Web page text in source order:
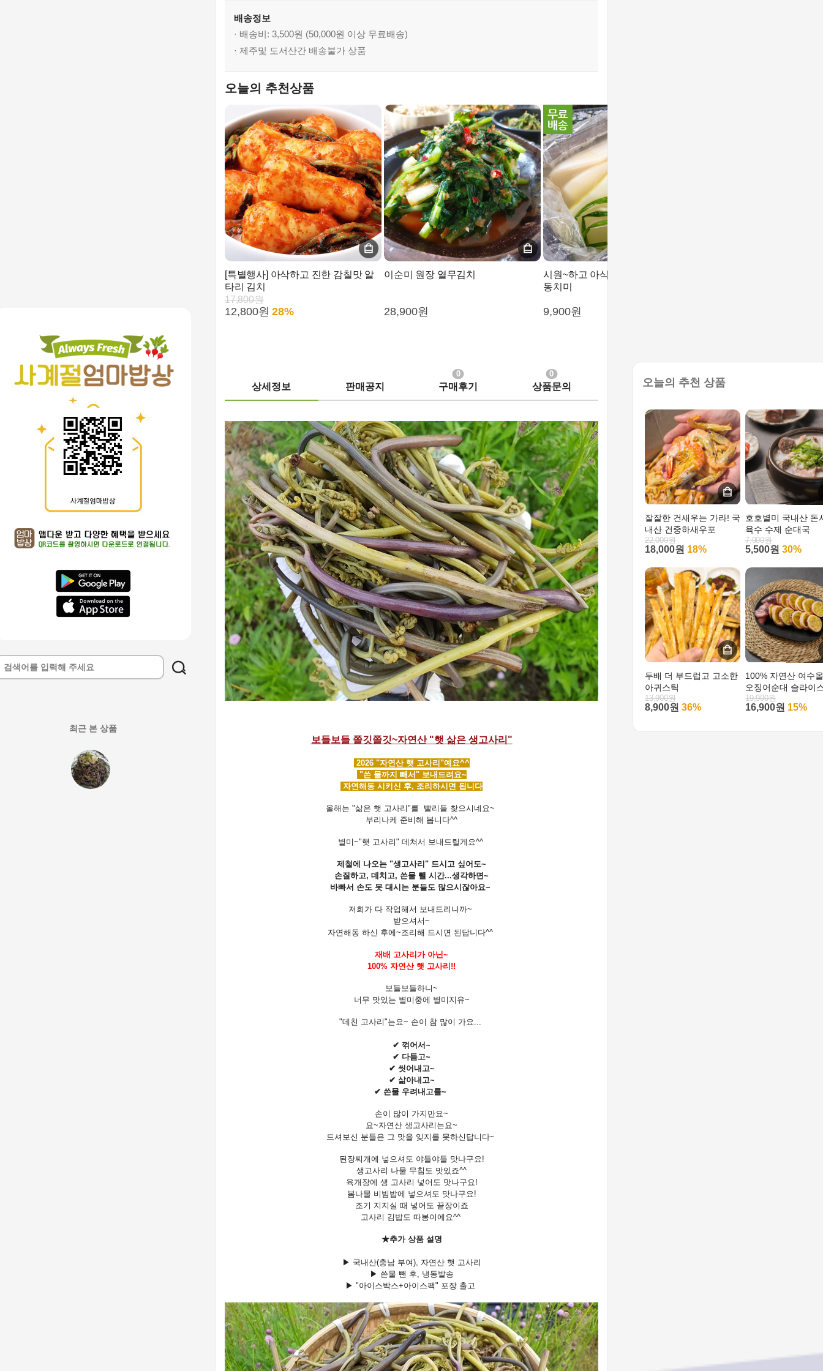
최근 본 상품
오늘의 추천 상품
잘잘한 건새우는 가라! 국
내산 건중하새우포
22,000원
18,000원 18%
호호별미 국내산 돈
육수 수제 순대국
7,900원
5,500원 30%
두배 더 부드럽고 고소한
아귀스틱
13,900원
8,900원 36%
100% 자연산 여수
오징어순대 슬라이
19,900원
16,900원 15%
배송정보
· 배송비: 3,500원 (50,000원 이상 무료배송)
· 제주및 도서산간 배송불가 상품
오늘의 추천상품
[특별행사] 아삭하고 진한 감칠맛 알
타리 김치
17,800원
12,800원 28%
이순미 원장 열무김치
28,900원
시원~하고 아삭한 맛있는 황쉐프 무
동치미
9,900원
상세정보 판매공지 구매후기
0
상품문의
0
보들보들 쫄깃쫄깃~자연산 "햇 삶은 생고사리"
2026 "자연산 햇 고사리"예요^^
"쓴 물까지 빼서" 보내드려요~
자연해동 시키신 후, 조리하시면 됩니다
올해는 "삶은 햇 고사리"를 빨리들 찾으시네요~
부리나케 준비해 봅니다^^
별미~"햇 고사리" 데쳐서 보내드릴게요^^
제철에 나오는 "생고사리" 드시고 싶어도~
손질하고, 데치고, 쓴물 뺄 시간...생각하면~
바빠서 손도 못 대시는 분들도 많으시잖아요~
저희가 다 작업해서 보내드리니까~
받으셔서~
자연해동 하신 후에~조리해 드시면 된답니다^^
재배 고사리가 아닌~
100% 자연산 햇 고사리!!
보들보들하니~
너무 맛있는 별미중에 별미지유~
"데친 고사리"는요~ 손이 참 많이 가요...
✔ 꺾어서~
✔ 다듬고~
✔ 씻어내고~
✔ 삶아내고~
✔ 쓴물 우려내고를~
손이 많이 가지만요~
요~자연산 생고사리는요~
드셔보신 분들은 그 맛을 잊지를 못하신답니다~
된장찌개에 넣으셔도 야들야들 맛나구요!
생고사리 나물 무침도 맛있죠^^
육개장에 생 고사리 넣어도 맛나구요!
봄나물 비빔밥에 넣으셔도 맛나구요!
조기 지지실 때 넣어도 끝장이죠
고사리 김밥도 따봉이에요^^
★추가 상품 설명
▶ 국내산(충남 부여), 자연산 햇 고사리
▶ 쓴물 뺀 후, 냉동발송
▶ "아이스박스+아이스팩" 포장 출고